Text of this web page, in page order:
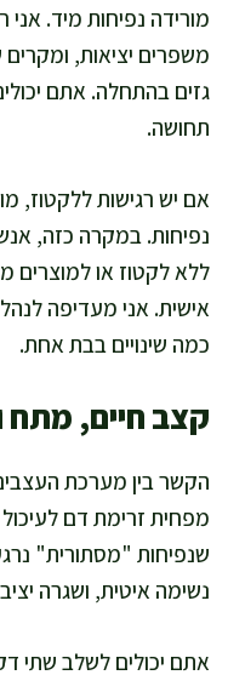
מורידה נפיחות מיד.
משפרים יציאות,
גזים בהתחלה. אתם
תחושה.
אם יש רגישות ללקטוז,
נפיחות. במקרה כזה,
ללא לקטוז או למוצרים
אישית. אני מעדיפה
כמה שינויים בבת אחת.
קצב חיים, מתח
הקשר בין מערכת
מפחית זרימת דם לעיכול
שנפיחות "מסתורית"
נשימה איטית, ושגרה
אתם יכולים לשלב שתי